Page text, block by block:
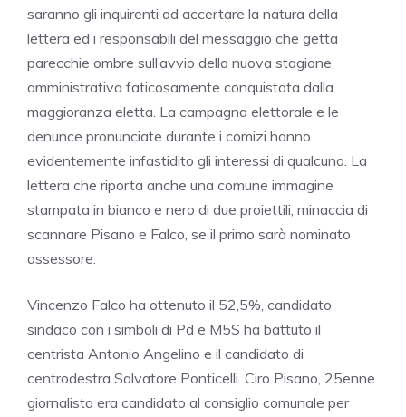
saranno gli inquirenti ad accertare la natura della
lettera ed i responsabili del messaggio che getta
parecchie ombre sull’avvio della nuova stagione
amministrativa faticosamente conquistata dalla
maggioranza eletta. La campagna elettorale e le
denunce pronunciate durante i comizi hanno
evidentemente infastidito gli interessi di qualcuno. La
lettera che riporta anche una comune immagine
stampata in bianco e nero di due proiettili, minaccia di
scannare Pisano e Falco, se il primo sarà nominato
assessore.
Vincenzo Falco ha ottenuto il 52,5%, candidato
sindaco con i simboli di Pd e M5S ha battuto il
centrista Antonio Angelino e il candidato di
centrodestra Salvatore Ponticelli. Ciro Pisano, 25enne
giornalista era candidato al consiglio comunale per